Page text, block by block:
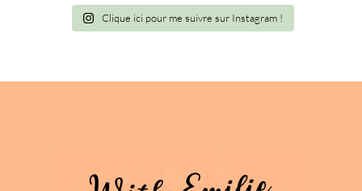
Clique ici pour me suivre sur Instagram !